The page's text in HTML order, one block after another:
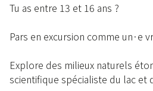
Tu as entre 13 et 16 ans ?
Pars en excursion comme un·e
Explore des milieux naturels
scientifique spécialiste du lac et